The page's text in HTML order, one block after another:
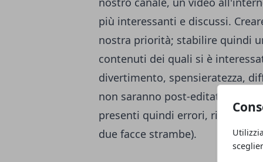
più interessanti e discussi.
nostra priorità; stabilire quindi
contenuti dei quali si è
divertimento, spensieratezza,
non saranno post-editati, i
presenti quindi errori, risate, e
due facce strambe).